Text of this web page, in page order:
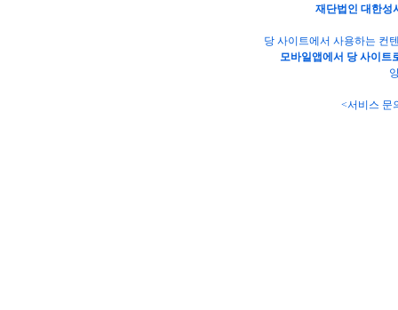
재단법인 대한성
당 사이트에서 사용하는 컨
모바일앱에서 당 사이트
<서비스 문